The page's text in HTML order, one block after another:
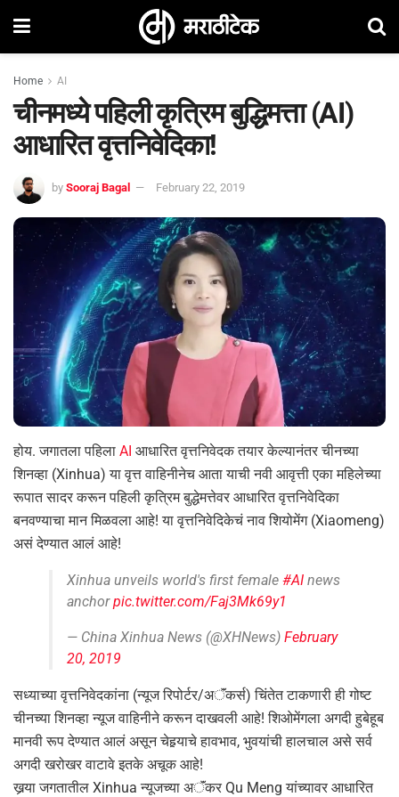
Home AI
चीनमध्ये पहिली कृत्रिम बुद्धिमत्ता (AI)
आधारित वृत्तनिवेदिका!
by Sooraj Bagal February 22, 2019
होय. जगातला पहिला AI आधारित वृत्तनिवेदक तयार केल्यानंतर चीनच्या
शिनव्हा (Xinhua) या वृत्त वाहिनीनेच आता याची नवी आवृत्ती एका महिलेच्या
रूपात सादर करून पहिली कृत्रिम बुद्धेमत्तेवर आधारित वृत्तनिवेदिका
बनवण्याचा मान मिळवला आहे! या वृत्तनिवेदिकेचं नाव शियोमेंग (Xiaomeng)
असं देण्यात आलं आहे!
Xinhua unveils world's first female #AI news
anchorpic.twitter.com/Faj3Mk69y1
— China Xinhua News (@XHNews) February
20, 2019
सध्याच्या वृत्तनिवेदकांना (न्यूज रिपोर्टर/अॅंकर्स) चिंतेत टाकणारी ही गोष्ट
चीनच्या शिनव्हा न्यूज वाहिनीने करून दाखवली आहे! शिओमेंगला अगदी हुबेहूब
मानवी रूप देण्यात आलं असून चेहर्‍याचे हावभाव, भुवयांची हालचाल असे सर्व
अगदी खरोखर वाटावे इतके अचूक आहे!
खर्‍या जगतातील Xinhua न्यूजच्या अॅंकर Qu Meng यांच्यावर आधारित